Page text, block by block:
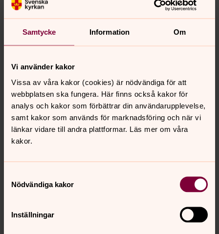
Samtycke Information Om
Vi använder kakor
Vissa av våra kakor (cookies) är nödvändiga för att
webbplatsen ska fungera. Här finns också kakor för
analys och kakor som förbättrar din användarupplevelse,
samt kakor som används för marknadsföring och när vi
länkar vidare till andra plattformar. Läs mer om våra
kakor.
Nödvändiga kakor
Inställningar
Christina Sjöström
Präst, Svenska kyrkan i Lund
Direkt:046-71 88 93
Per Reinholdson
Präst, Svenska kyrkan i Lund
per.reinholdson@svenskakyrkan.se